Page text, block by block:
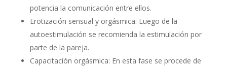
potencia la comunicación entre ellos.
Erotización sensual y orgásmica: Luego de la
autoestimulación se recomienda la estimulación por
parte de la pareja.
Capacitación orgásmica: En esta fase se procede de